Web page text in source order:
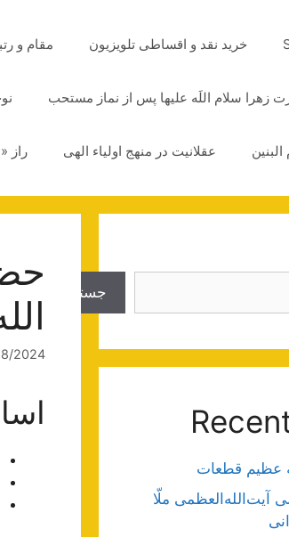
خرید نقد و اقساطی تلویزیون مقام و
زهرا سلام اللَه علیها پس از نماز مستحب
عقلانیت در منهج اولیاء الهی راز
2024
جستجو
عظیم قطعات
آیت‌الله‌العظمی ملّا